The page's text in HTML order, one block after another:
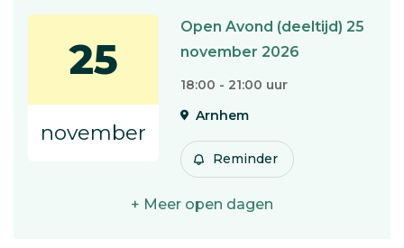
25
november
Open Avond (deeltijd) 25
november 2026
18:00 - 21:00 uur
Arnhem
Reminder
+ Meer open dagen